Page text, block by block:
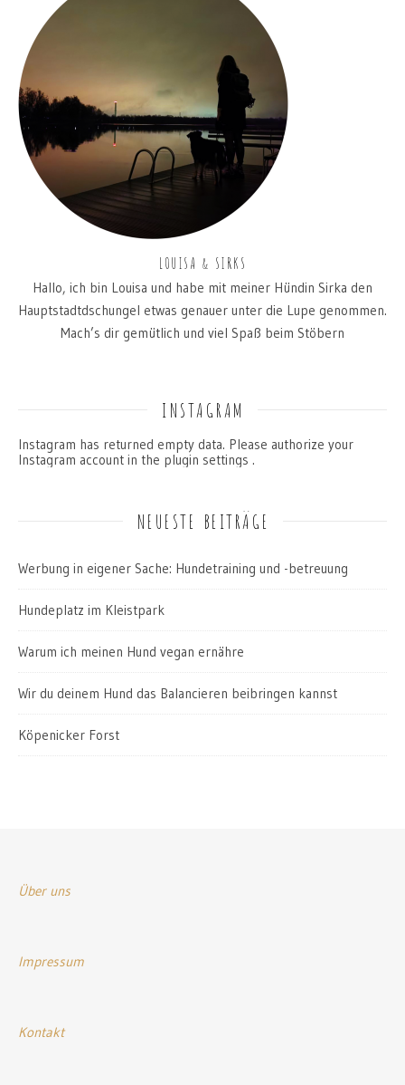
LOUISA & SIRKS
Hallo, ich bin Louisa und habe mit meiner Hündin Sirka den
Hauptstadtdschungel etwas genauer unter die Lupe genommen.
Mach’s dir gemütlich und viel Spaß beim Stöbern
INSTAGRAM
Instagram has returned empty data. Please authorize your
Instagram account in the plugin settings .
NEUESTE BEITRÄGE
Werbung in eigener Sache: Hundetraining und -betreuung
Hundeplatz im Kleistpark
Warum ich meinen Hund vegan ernähre
Wir du deinem Hund das Balancieren beibringen kannst
Köpenicker Forst
Über uns
Impressum
Kontakt